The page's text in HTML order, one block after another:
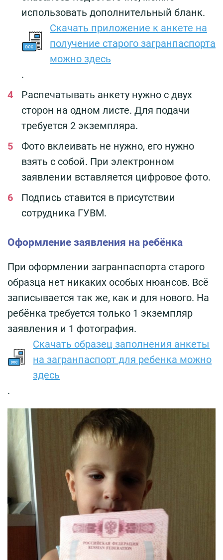
использовать дополнительный бланк.
Скачать приложение к анкете на
получение старого загранпаспорта
можно здесь
.
Распечатывать анкету нужно с двух
сторон на одном листе. Для подачи
требуется 2 экземпляра.
Фото вклеивать не нужно, его нужно
взять с собой. При электронном
заявлении вставляется цифровое фото.
Подпись ставится в присутствии
сотрудника ГУВМ.
Оформление заявления на ребёнка
При оформлении загранпаспорта старого
образца нет никаких особых нюансов. Всё
записывается так же, как и для нового. На
ребёнка требуется только 1 экземпляр
заявления и 1 фотография.
Скачать образец заполнения анкеты
на загранпаспорт для ребенка можно
здесь
.